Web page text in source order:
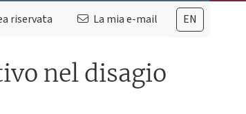
EN
riservata La mia e-mail
nel disagio